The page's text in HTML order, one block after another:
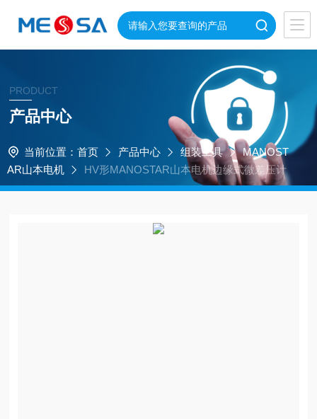
PRODUCT
产品中心
当前位置： 首页 产品中心 组装工具
MANOST
AR山本电机
HV形MANOSTAR山本电机边缘式微差压计